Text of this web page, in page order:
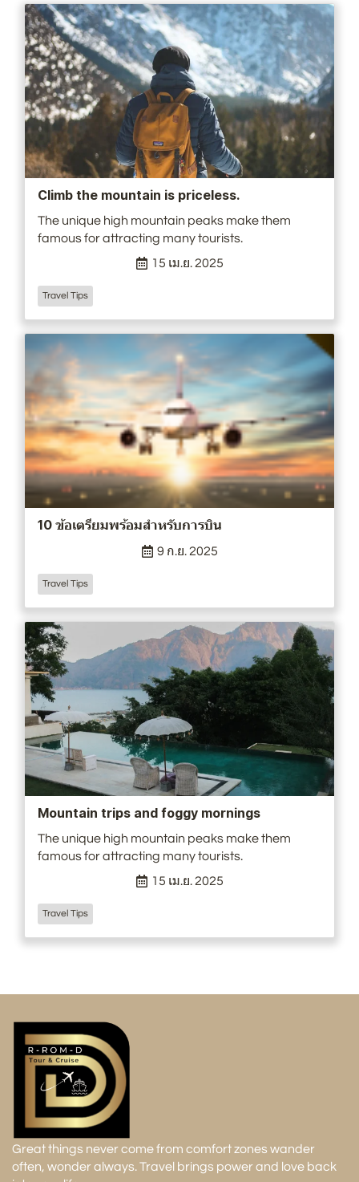
Climb the mountain is priceless.
The unique high mountain peaks make them
famous for attracting many tourists.
15 เม.ย. 2025
Travel Tips
10 ข้อเตรียมพร้อมสำหรับการบิน
9 ก.ย. 2025
Travel Tips
Mountain trips and foggy mornings
The unique high mountain peaks make them
famous for attracting many tourists.
15 เม.ย. 2025
Travel Tips
Great things never come from comfort zones wander
often, wonder always. Travel brings power and love back